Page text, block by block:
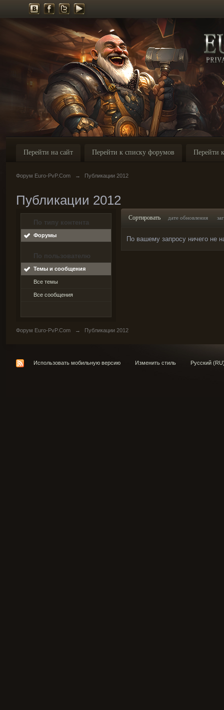
Перейти на сайт Перейти к списку форумов Перейти
Форум Euro-PvP.Com → Публикации 2012
Публикации 2012
По типу контента
Форумы
По пользователю
Темы и сообщения
Все темы
Все сообщения
Сортировать дате обновления
По вашему запросу ничего не
Форум Euro-PvP.Com → Публикации 2012
Использовать мобильную версию Изменить стиль Русский